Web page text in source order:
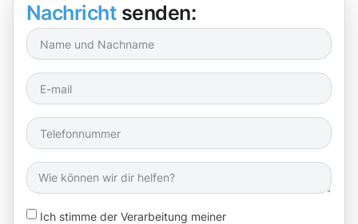
Nachricht senden:
Ich stimme der Verarbeitung meiner